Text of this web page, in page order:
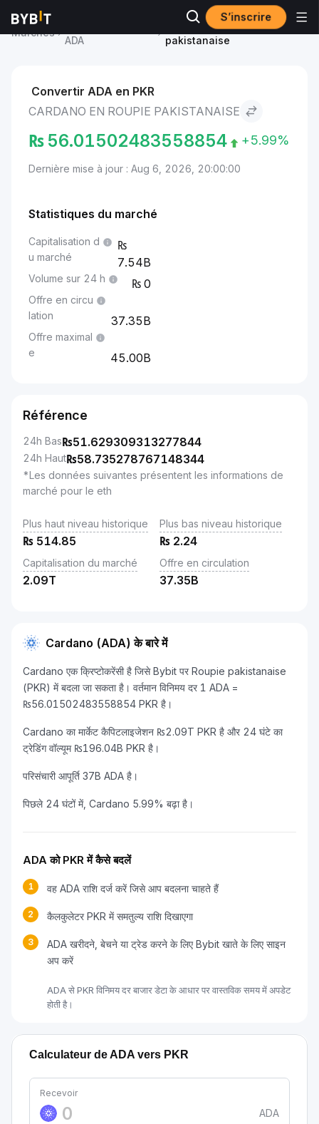
S’inscrire
Marchés
ADA
Cardano to Roupie
pakistanaise
Convertir ADA en PKR
CARDANO EN ROUPIE PAKISTANAISE
₨ 56.01502483558854 +5.99%
Dernière mise à jour : Aug 6, 2026, 20:00:00
Statistiques du marché
Capitalisation d
u marché
7.54B
Volume sur 24 h 0
Offre en circu
lation
37.35B
Offre maximal
e
45.00B
Référence
24h Bas₨51.629309313277844
24h Haut₨58.735278767148344
*Les données suivantes présentent les informations de
marché pour le eth
Plus haut niveau historique
₨ 514.85
Plus bas niveau historique
₨ 2.24
Capitalisation du marché
2.09T
Offre en circulation
37.35B
Cardano (ADA) के बारे में
Cardano एक क्रिप्टोकरेंसी है जिसे Bybit पर Roupie pakistanaise
(PKR) में बदला जा सकता है। वर्तमान विनिमय दर 1 ADA =
₨56.01502483558854 PKR है।
Cardano का मार्केट कैपिटलाइजेशन ₨2.09T PKR है और 24 घंटे का
ट्रेडिंग वॉल्यूम ₨196.04B PKR है।
परिसंचारी आपूर्ति 37B ADA है।
पिछले 24 घंटों में, Cardano 5.99% बढ़ा है।
ADA को PKR में कैसे बदलें
1 वह ADA राशि दर्ज करें जिसे आप बदलना चाहते हैं
2 कैलकुलेटर PKR में समतुल्य राशि दिखाएगा
3
ADA खरीदने, बेचने या ट्रेड करने के लिए Bybit खाते के लिए साइन
अप करें
ADA से PKR विनिमय दर बाजार डेटा के आधार पर वास्तविक समय में अपडेट
होती है।
Calculateur de ADA vers PKR
Recevoir
ADA